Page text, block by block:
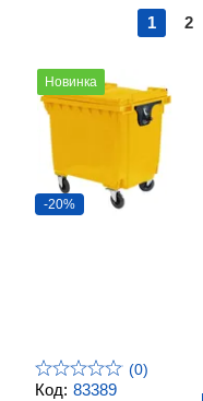
1 2
Код: 83389
Новинка
-20%
(0)